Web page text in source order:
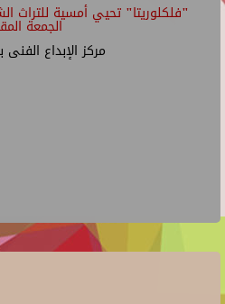
"فلكلوريتا" تحيي أمسية للتراث
الجمعة
مركز الإبداع